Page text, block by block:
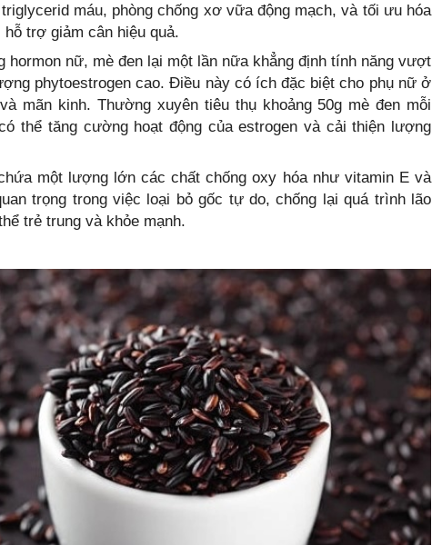
máu, phòng chống xơ vữa động mạch, và tối ưu hóa
trợ giảm cân hiệu quả.
hormon nữ, mè đen lại một lần nữa khẳng định tính năng vượt
phytoestrogen cao. Điều này có ích đặc biệt cho phụ nữ ở
mãn kinh. Thường xuyên tiêu thụ khoảng 50g mè đen mỗi
thể tăng cường hoạt động của estrogen và cải thiện lượng
một lượng lớn các chất chống oxy hóa như vitamin E và
trọng trong việc loại bỏ gốc tự do, chống lại quá trình lão
trẻ trung và khỏe mạnh.